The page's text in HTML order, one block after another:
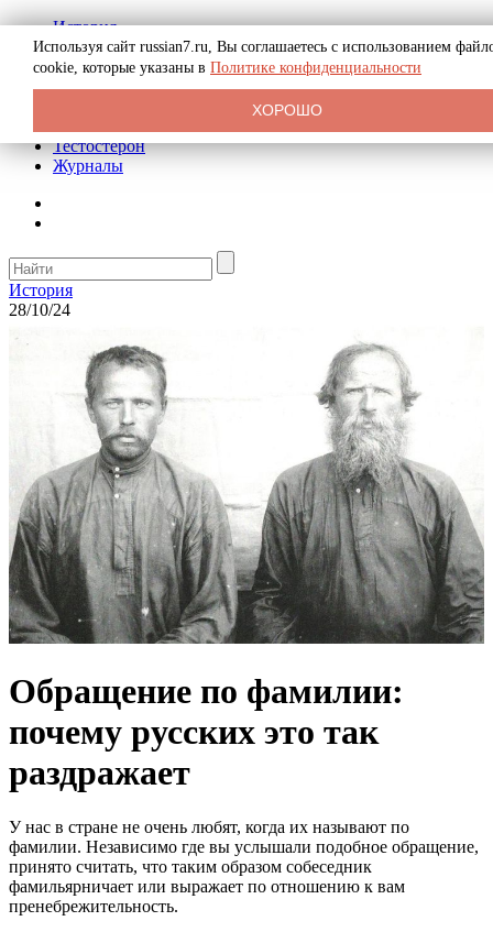
История
Биография
Криминал
Реклама на сайте
Тестостерон
Журналы
История
28/10/24
Обращение по фамилии:
почему русских это так
раздражает
У нас в стране не очень любят, когда их называют по
фамилии. Независимо где вы услышали подобное обращение,
принято считать, что таким образом собеседник
фамильярничает или выражает по отношению к вам
пренебрежительность.
Используя сайт russian7.ru, Вы соглашаетесь с использованием
cookie, которые указаны в Политике конфиденциальности
ХОРОШО